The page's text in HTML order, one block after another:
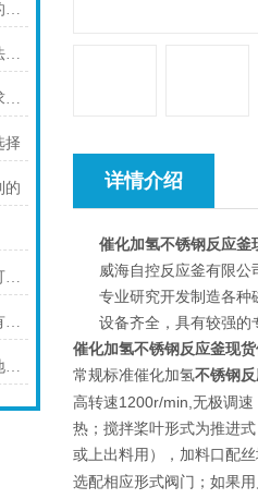
不锈钢反应釜是用于工业生产中的设备
催化加氢不锈钢反应釜的制备方法及应用
催化加氢不锈钢反应釜的设计要求及结构分析
择
的
升降反应釜有上下两种出料方式可供选择
不良商家生产的不锈钢反应釜会有哪些缺陷
实验室磁力高压反应釜可以有效地防止有毒有害物质的泄漏
详情介绍
催化加氢不锈钢反应釜
威海自控反应釜有限
专业研究开发制造各种
设备齐全，具有较强的
催化加氢不锈钢反应釜现
常规标准催化加氢不锈钢
高转速1200r/min,无极调速
热；搅拌桨叶形式为推进
或上出料用），加料口配
选配相应形式阀门；如果